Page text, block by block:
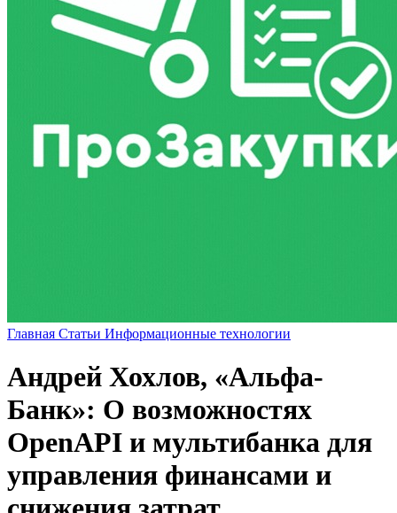
Главная Статьи Информационные технологии
Андрей Хохлов, «Альфа-
Банк»: О возможностях
OpenAPI и мультибанка для
управления финансами и